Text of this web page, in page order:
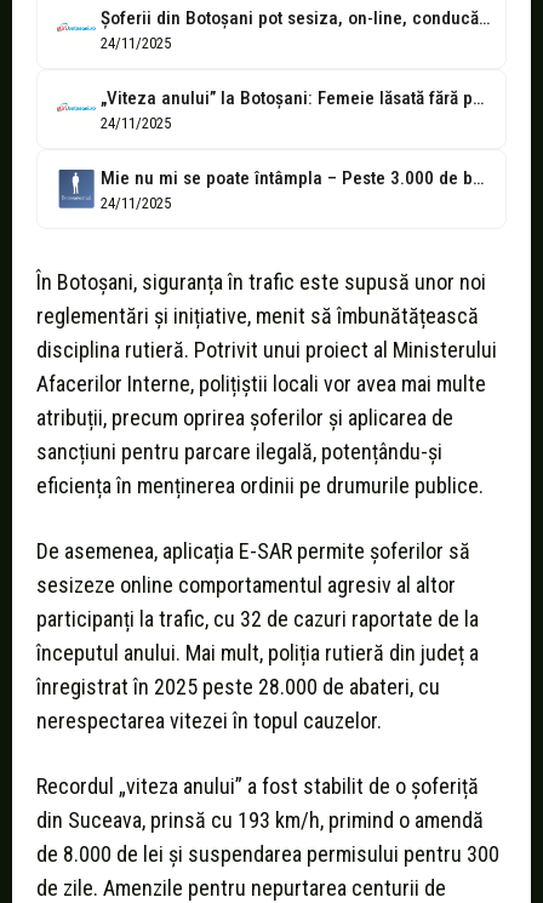
Șoferii din Botoșani pot sesiza, on-line, conducătorii agresivi din trafic! (Video)
24/11/2025
„Viteza anului” la Botoșani: Femeie lăsată fără permis 300 de zile și...
24/11/2025
Mie nu mi se poate întâmpla – Peste 3.000 de botoșăneni s-au...
24/11/2025
În Botoșani, siguranța în trafic este supusă unor noi
reglementări și inițiative, menit să îmbunătățească
disciplina rutieră. Potrivit unui proiect al Ministerului
Afacerilor Interne, polițiștii locali vor avea mai multe
atribuții, precum oprirea șoferilor și aplicarea de
sancțiuni pentru parcare ilegală, potențându-și
eficiența în menținerea ordinii pe drumurile publice.
De asemenea, aplicația E-SAR permite șoferilor să
sesizeze online comportamentul agresiv al altor
participanți la trafic, cu 32 de cazuri raportate de la
începutul anului. Mai mult, poliția rutieră din județ a
înregistrat în 2025 peste 28.000 de abateri, cu
nerespectarea vitezei în topul cauzelor.
Recordul „viteza anului” a fost stabilit de o șoferiță
din Suceava, prinsă cu 193 km/h, primind o amendă
de 8.000 de lei și suspendarea permisului pentru 300
de zile. Amenzile pentru nepurtarea centurii de